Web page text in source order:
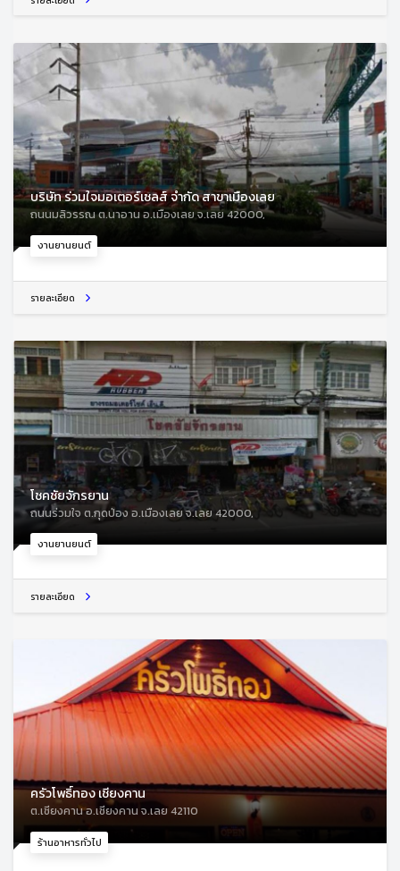
งานยานยนต์
บริษัท ร่วมใจมอเตอร์เซลส์ จำกัด สาขาเมืองเลย
ถนนมลิวรรณ ต.นาอาน อ.เมืองเลย จ.เลย 42000,
รายละเอียด
งานยานยนต์
โชคชัยจักรยาน
ถนนร่วมใจ ต.กุดป่อง อ.เมืองเลย จ.เลย 42000,
รายละเอียด
ร้านอาหารทั่วไป
ครัวโพธิ์ทอง เชียงคาน
ต.เชียงคาน อ.เชียงคาน จ.เลย 42110